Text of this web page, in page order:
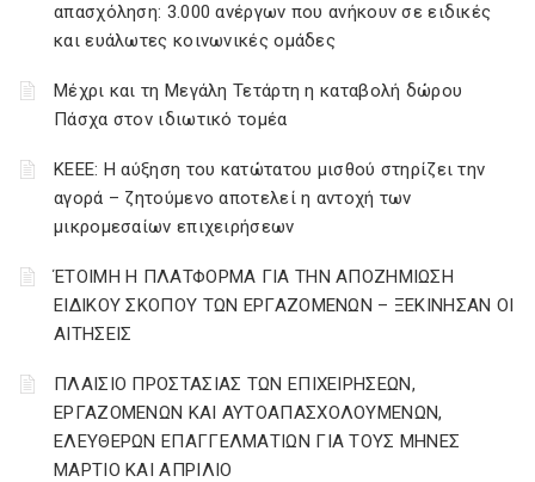
απασχόληση: 3.000 ανέργων που ανήκουν σε ειδικές
και ευάλωτες κοινωνικές ομάδες
Μέχρι και τη Μεγάλη Τετάρτη η καταβολή δώρου
Πάσχα στον ιδιωτικό τομέα
ΚΕΕΕ: Η αύξηση του κατώτατου μισθού στηρίζει την
αγορά – ζητούμενο αποτελεί η αντοχή των
μικρομεσαίων επιχειρήσεων
ΈΤΟΙΜΗ Η ΠΛΑΤΦΟΡΜΑ ΓΙΑ ΤΗΝ ΑΠΟΖΗΜΙΩΣΗ
ΕΙΔΙΚΟΥ ΣΚΟΠΟΥ ΤΩΝ ΕΡΓΑΖΟΜΕΝΩΝ – ΞΕΚΙΝΗΣΑΝ ΟΙ
ΑΙΤΗΣΕΙΣ
ΠΛΑΙΣΙΟ ΠΡΟΣΤΑΣΙΑΣ ΤΩΝ ΕΠΙΧΕΙΡΗΣΕΩΝ,
ΕΡΓΑΖΟΜΕΝΩΝ ΚΑΙ ΑΥΤΟΑΠΑΣΧΟΛΟΥΜΕΝΩΝ,
ΕΛΕΥΘΕΡΩΝ ΕΠΑΓΓΕΛΜΑΤΙΩΝ ΓΙΑ ΤΟΥΣ ΜΗΝΕΣ
ΜΑΡΤΙΟ ΚΑΙ ΑΠΡΙΛΙΟ